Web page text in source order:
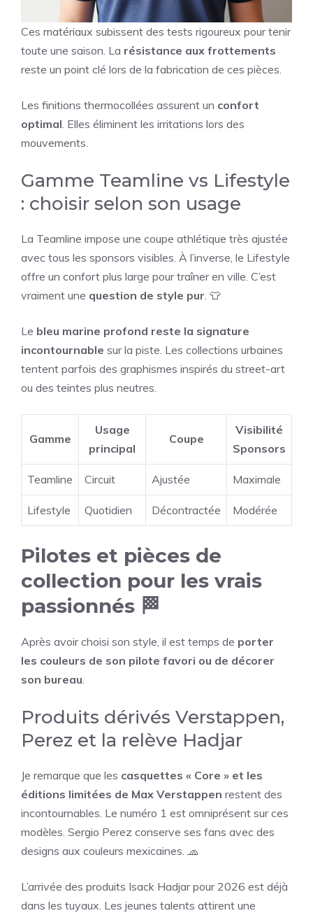
Ces matériaux subissent des tests rigoureux pour tenir
toute une saison. La résistance aux frottements
reste un point clé lors de la fabrication de ces pièces.
Les finitions thermocollées assurent un confort
optimal . Elles éliminent les irritations lors des
mouvements.
Gamme Teamline vs Lifestyle
: choisir selon son usage
La Teamline impose une coupe athlétique très ajustée
avec tous les sponsors visibles. À l’inverse, le Lifestyle
offre un confort plus large pour traîner en ville. C’est
vraiment une question de style pur . 👕
Le bleu marine profond reste la signature
incontournable sur la piste. Les collections urbaines
tentent parfois des graphismes inspirés du street-art
ou des teintes plus neutres.
Gamme
Usage
principal
Coupe
Visibilité
Sponsors
Teamline Circuit Ajustée Maximale
Lifestyle Quotidien Décontractée Modérée
Pilotes et pièces de
collection pour les vrais
passionnés 🏁
Après avoir choisi son style, il est temps de porter
les couleurs de son pilote favori ou de décorer
son bureau
Produits dérivés Verstappen,
Perez et la relève Hadjar
Je remarque que les casquettes « Core » et les
éditions limitées de Max Verstappen restent des
incontournables. Le numéro 1 est omniprésent sur ces
modèles. Sergio Perez conserve ses fans avec des
designs aux couleurs mexicaines. 🧢
L’arrivée des produits Isack Hadjar pour 2026 est déjà
dans les tuyaux. Les jeunes talents attirent une